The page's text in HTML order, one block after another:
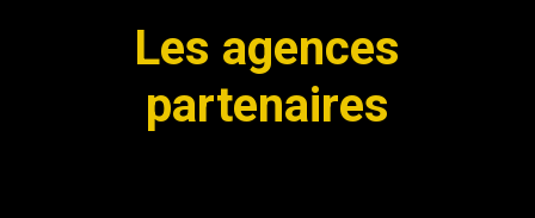
Les agences
partenaires